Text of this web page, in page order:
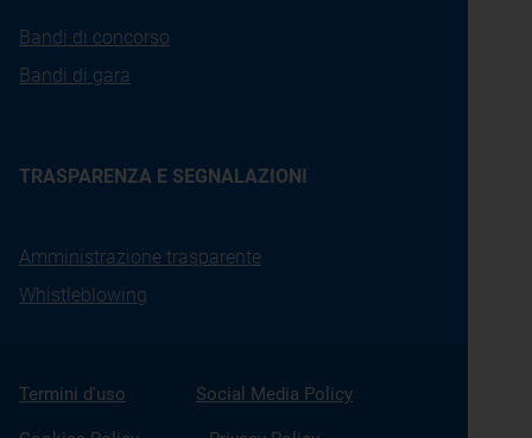
Bandi di concorso
Bandi di gara
TRASPARENZA E SEGNALAZIONI
Amministrazione trasparente
Whistleblowing
Termini d'uso Social Media Policy